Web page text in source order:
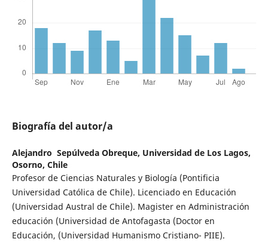
Biografía del autor/a
Alejandro Sepúlveda Obreque, Universidad de Los Lagos,
Osorno, Chile
Profesor de Ciencias Naturales y Biología (Pontificia
Universidad Católica de Chile). Licenciado en Educación
(Universidad Austral de Chile). Magister en Administración
educación (Universidad de Antofagasta (Doctor en
Educación, (Universidad Humanismo Cristiano- PIIE).